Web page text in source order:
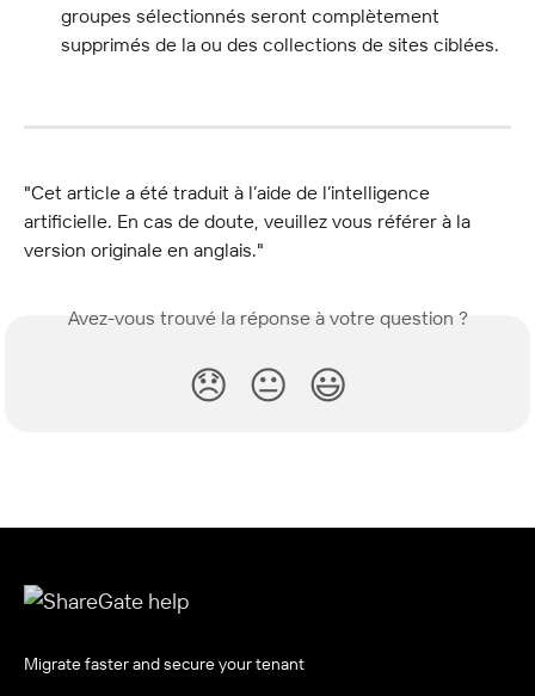
groupes sélectionnés seront complètement
supprimés de la ou des collections de sites ciblées.
"Cet article a été traduit à l’aide de l’intelligence
artificielle. En cas de doute, veuillez vous référer à la
version originale en anglais."
Avez-vous trouvé la réponse à votre question ?
😞 😐 😃
Migrate faster and secure your tenant